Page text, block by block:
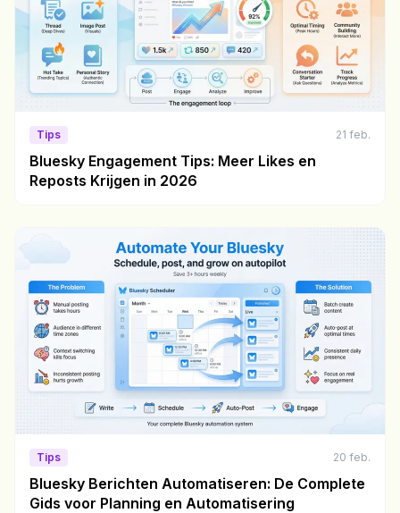
Tips 21 feb.
Bluesky Engagement Tips: Meer Likes en
Reposts Krijgen in 2026
Tips 20 feb.
Bluesky Berichten Automatiseren: De Complete
Gids voor Planning en Automatisering